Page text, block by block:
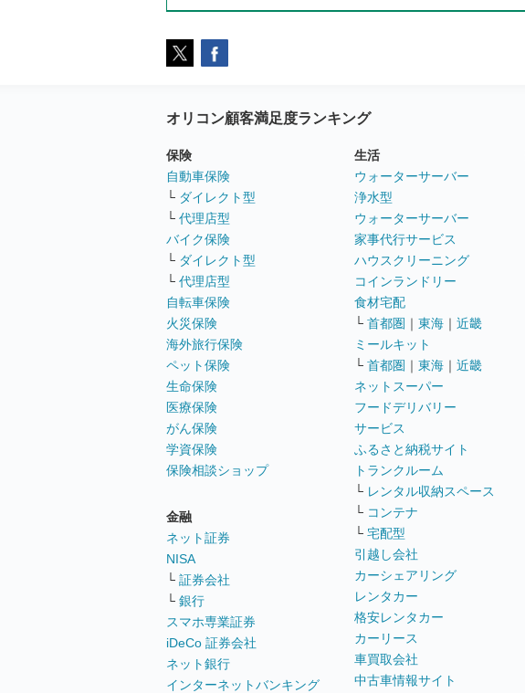
オリコン顧客満足度ランキング
保険
自動車保険
└ ダイレクト型
└ 代理店型
バイク保険
└ ダイレクト型
└ 代理店型
自転車保険
火災保険
海外旅行保険
ペット保険
生命保険
医療保険
がん保険
学資保険
保険相談ショップ
金融
ネット証券
NISA
└ 証券会社
└ 銀行
スマホ専業証券
iDeCo 証券会社
ネット銀行
インターネットバンキング
生活
ウォーターサーバー
浄水型
ウォーターサーバー
家事代行サービス
ハウスクリーニング
コインランドリー
食材宅配
└ 首都圏 ｜ 東海 ｜ 近畿
ミールキット
└ 首都圏 ｜ 東海 ｜ 近畿
ネットスーパー
フードデリバリー
サービス
ふるさと納税サイト
トランクルーム
└ レンタル収納スペース
└ コンテナ
└ 宅配型
引越し会社
カーシェアリング
レンタカー
格安レンタカー
カーリース
車買取会社
中古車情報サイト